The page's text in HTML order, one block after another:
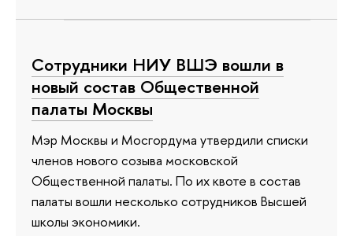
Сотрудники НИУ ВШЭ вошли в
новый состав Общественной
палаты Москвы
Мэр Москвы и Мосгордума утвердили списки
членов нового созыва московской
Общественной палаты. По их квоте в состав
палаты вошли несколько сотрудников Высшей
школы экономики.